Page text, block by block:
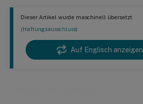
Dieser Artikel wurde maschinell übersetzt.
(Haftungsausschluss)
Auf Englisch anzeigen